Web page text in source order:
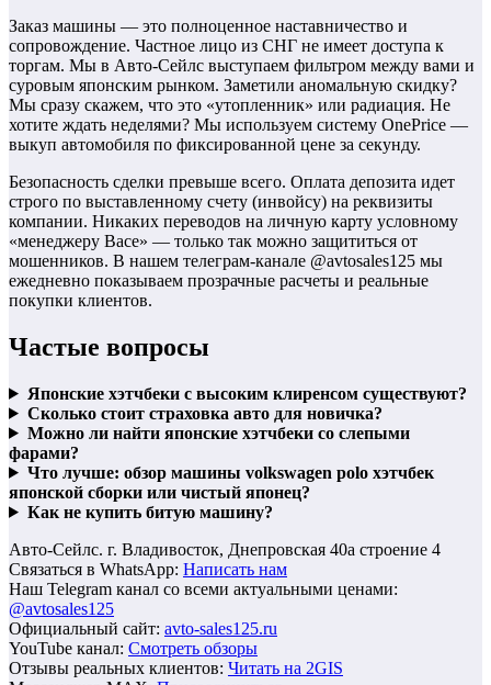
Заказ машины — это полноценное наставничество и
сопровождение. Частное лицо из СНГ не имеет доступа к
торгам. Мы в Авто-Сейлс выступаем фильтром между вами и
суровым японским рынком. Заметили аномальную скидку?
Мы сразу скажем, что это «утопленник» или радиация. Не
хотите ждать неделями? Мы используем систему OnePrice —
выкуп автомобиля по фиксированной цене за секунду.
Безопасность сделки превыше всего. Оплата депозита идет
строго по выставленному счету (инвойсу) на реквизиты
компании. Никаких переводов на личную карту условному
«менеджеру Васе» — только так можно защититься от
мошенников. В нашем телеграм-канале @avtosales125 мы
ежедневно показываем прозрачные расчеты и реальные
покупки клиентов.
Частые вопросы
Японские хэтчбеки с высоким клиренсом существуют?
Сколько стоит страховка авто для новичка?
Можно ли найти японские хэтчбеки со слепыми
фарами?
Что лучше: обзор машины volkswagen polo хэтчбек
японской сборки или чистый японец?
Как не купить битую машину?
Авто-Сейлс. г. Владивосток, Днепровская 40а строение 4
Связаться в WhatsApp: Написать нам
Наш Telegram канал со всеми актуальными ценами:
@avtosales125
Официальный сайт: avto-sales125.ru
YouTube канал: Смотреть обзоры
Отзывы реальных клиентов: Читать на 2GIS